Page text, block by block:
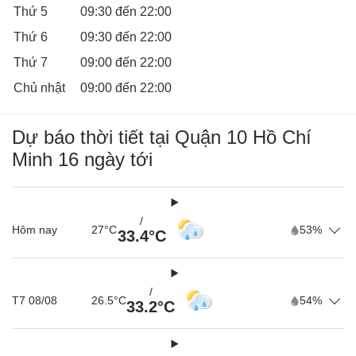
Khu nhà bank:
Khu nhà banh được thiết kế với những quả bóng mềm mại
và an toàn, là nơi lý tưởng để bé dưới 2 tuổi khám phá và
trong quá trình vui chơi.
Thứ 5
09:30 đến 22:00
Thứ 6
09:30 đến 22:00
Thứ 7
09:00 đến 22:00
Chủ nhật
09:00 đến 22:00
Dự báo thời tiết tại Quận 10 Hồ Chí
Minh 16 ngày tới
Hôm nay 27°C
/
33.4°C 53%
T7 08/08 26.5°C
/
33.2°C 54%